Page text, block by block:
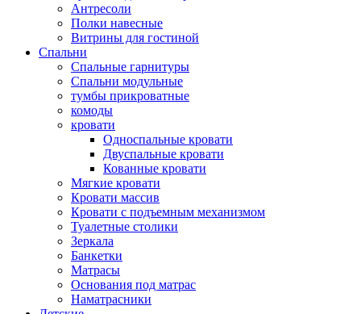
Антресоли
Полки навесные
Витрины для гостиной
Спальни
Спальные гарнитуры
Спальни модульные
тумбы прикроватные
комоды
кровати
Односпальные кровати
Двуспальные кровати
Кованные кровати
Мягкие кровати
Кровати массив
Кровати с подъемным механизмом
Туалетные столики
Зеркала
Банкетки
Матрасы
Основания под матрас
Наматрасники